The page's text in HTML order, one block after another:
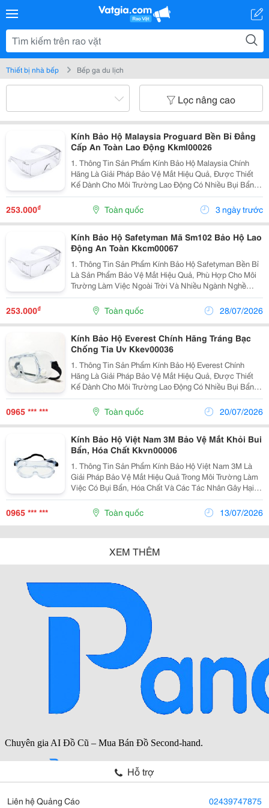
Thiết bị nhà bếp Bếp ga du lịch
Lọc nâng cao
Kính Bảo Hộ Malaysia Proguard Bền Bỉ Đẳng
Cấp An Toàn Lao Động Kkml00026
1. Thông Tin Sản Phẩm Kính Bảo Hộ Malaysia Chính
Hãng Là Giải Pháp Bảo Vệ Mắt Hiệu Quả, Được Thiết
Kế Dành Cho Môi Trường Lao Động Có Nhiều Bụi Bẩn,
Hóa Chất Và Nguy Cơ Va Đập. Sản Phẩm Sử Dụng
Tròng Kính Polycarbonate Cao Cấp Có Khả Năng Chống
253.000₫ Toàn quốc 3 ngày trước
Kính Bảo Hộ Safetyman Mã Sm102 Bảo Hộ Lao
Động An Toàn Kkcm00067
1. Thông Tin Sản Phẩm Kính Bảo Hộ Safetyman Bền Bỉ
Là Sản Phẩm Bảo Vệ Mắt Hiệu Quả, Phù Hợp Cho Môi
Trường Làm Việc Ngoài Trời Và Nhiều Ngành Nghề
Khác Nhau. Tròng Kính Polycarbonate Cao Cấp Giúp
Chống Va Đập, Hạn Chế Tia Uv Và Giảm Chói Lóa Khi
253.000₫ Toàn quốc 28/07/2026
Kính Bảo Hộ Everest Chính Hãng Tráng Bạc
Chống Tia Uv Kkev00036
1. Thông Tin Sản Phẩm Kính Bảo Hộ Everest Chính
Hãng Là Giải Pháp Bảo Vệ Mắt Hiệu Quả, Được Thiết
Kế Dành Cho Môi Trường Lao Động Có Nhiều Bụi Bẩn,
Hóa Chất Và Nguy Cơ Va Đập. Sản Phẩm Sử Dụng
Tròng Kính Polycarbonate Cao Cấp Có Khả Năng Chống
0965 *** *** Toàn quốc 20/07/2026
Kính Bảo Hộ Việt Nam 3M Bảo Vệ Mắt Khỏi Bui
Bẩn, Hóa Chất Kkvn00006
1. Thông Tin Sản Phẩm Kính Bảo Hộ Việt Nam 3M Là
Giải Pháp Bảo Vệ Mắt Hiệu Quả Trong Môi Trường Làm
Việc Có Bụi Bẩn, Hóa Chất Và Các Tác Nhân Gây Hại.
Sản Phẩm Được Chế Tạo Từ Chất Liệu Polycarbonate
Bền Chắc, Có Khả Năng Chống Va Đập Và Mang Lại...
0965 *** *** Toàn quốc 13/07/2026
XEM THÊM
Hỗ trợ
Liên hệ Quảng Cáo 02439747875